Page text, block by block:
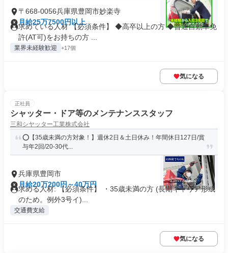
〒668-0056兵庫県豊岡市妙楽寺
月給25万7500円以上
求めている人材 【必須条件】 ◆高卒以上の方 ◆普通自動車免
許(AT可)をお持ちの方 ...
業界未経験歓迎 +17個
気になる
正社員
シャッター・ドア等のメンテナンススタッフ
三和シヤッター工業株式会社
⭕️【35歳未満の方対象！】週休2日＆土日休み！年間休日127日/賞
与年2回/20-30代...
兵庫県豊岡市
月給20万200円～40万円
求める人材: 【必須条件】 ・35歳未満の方 (長期キャリア形成
のため。例外3号イ)...
交通費支給
気になる